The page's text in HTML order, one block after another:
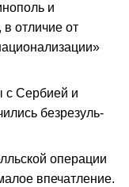
и
отличие от
с Сербией и
безрезуль­
операции
впечатление.